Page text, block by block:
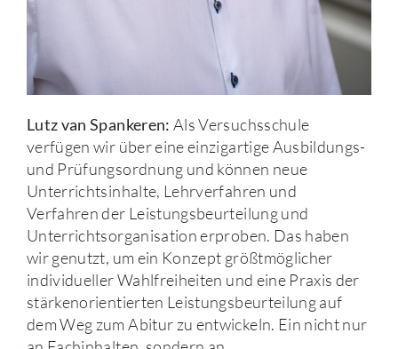
Lutz van Spankeren: Als Versuchsschule
verfügen wir über eine einzigartige Ausbildungs-
und Prüfungsordnung und können neue
Unterrichtsinhalte, Lehrverfahren und
Verfahren der Leistungsbeurteilung und
Unterrichtsorganisation erproben. Das haben
wir genutzt, um ein Konzept größtmöglicher
individueller Wahlfreiheiten und eine Praxis der
stärkenorientierten Leistungsbeurteilung auf
dem Weg zum Abitur zu entwickeln. Ein nicht nur